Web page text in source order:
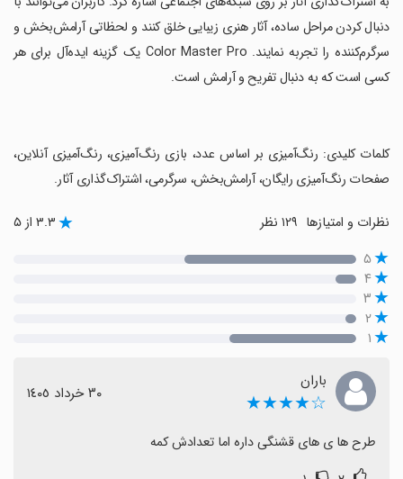
دنبال کردن مراحل ساده، آثار هنری زیبایی خلق کنند و لحظاتی آرامش‌بخش و
سرگرم‌کننده را تجربه نمایند. Color Master Pro یک گزینه ایده‌آل برای هر
کسی است که به دنبال تفریح و آرامش است.
‏کلمات کلیدی: رنگ‌آمیزی بر اساس عدد، بازی رنگ‌آمیزی، رنگ‌آمیزی آنلاین،
صفحات رنگ‌آمیزی رایگان، آرامش‌بخش، سرگرمی، اشتراک‌گذاری آثار.
نظرات و امتیازها ۳.۳ از ۵
۵
۴
۳
۲
۱
باران
☆★★★★ ٣٠ خرداد ١٤٠٥
طرح ها ی های قشنگی داره اما تعدادش کمه